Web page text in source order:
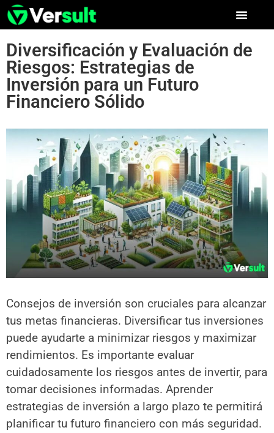
Diversificación y Evaluación de
Riesgos: Estrategias de
Inversión para un Futuro
Financiero Sólido
Consejos de inversión son cruciales para alcanzar
tus metas financieras. Diversificar tus inversiones
puede ayudarte a minimizar riesgos y maximizar
rendimientos. Es importante evaluar
cuidadosamente los riesgos antes de invertir, para
tomar decisiones informadas. Aprender
estrategias de inversión a largo plazo te permitirá
planificar tu futuro financiero con más seguridad.